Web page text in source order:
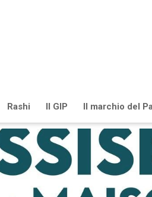
Rashi Il GIP Il marchio del